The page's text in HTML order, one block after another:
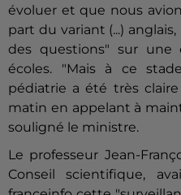
évoluer et que nous
part du variant (...)
des questions" sur une
écoles. "Mais à ce
pédiatrie a été très
matin en appelant à
souligné le ministre.
Le professeur Jean-
Conseil scientifique,